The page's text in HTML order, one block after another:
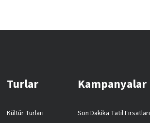
Turlar
Kültür Turları
Kampanyalar
Son Dakika Tatil Fırsatları